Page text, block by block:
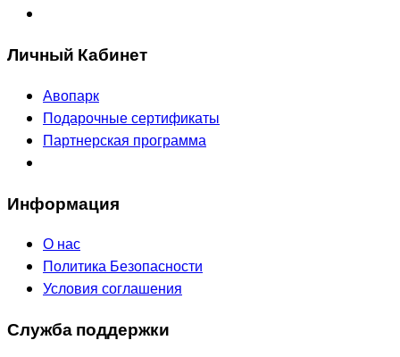
Личный Кабинет
Авопарк
Подарочные сертификаты
Партнерская программа
Информация
О нас
Политика Безопасности
Условия соглашения
Служба поддержки